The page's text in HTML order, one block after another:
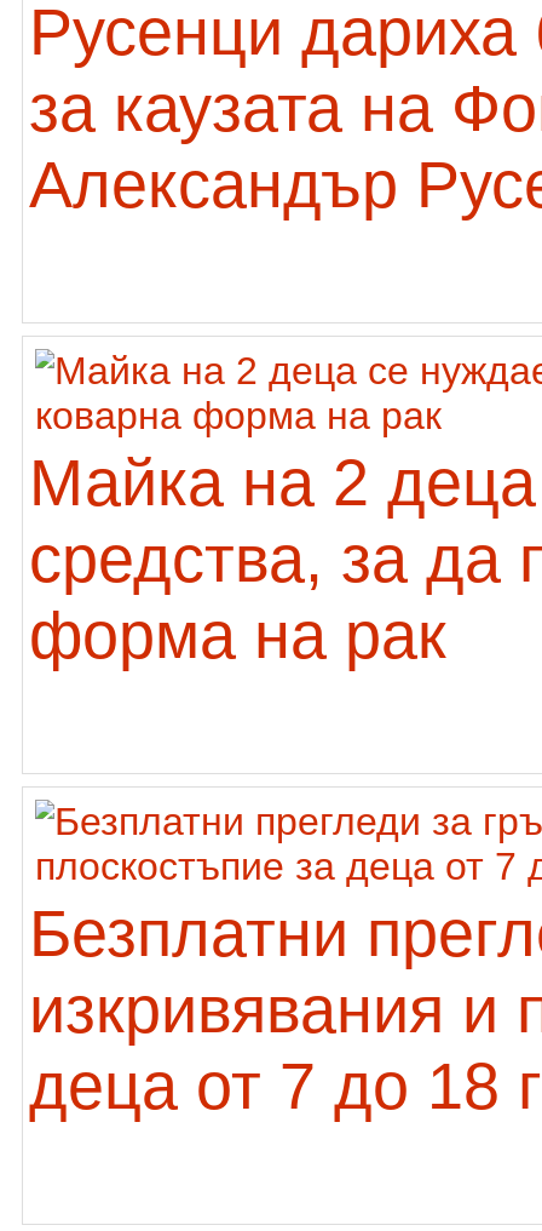
Русенци
за каузата на
Александър
Майка на 2
средства, за да
форма на рак
Безплатни
изкривявания и
деца от 7 до 18